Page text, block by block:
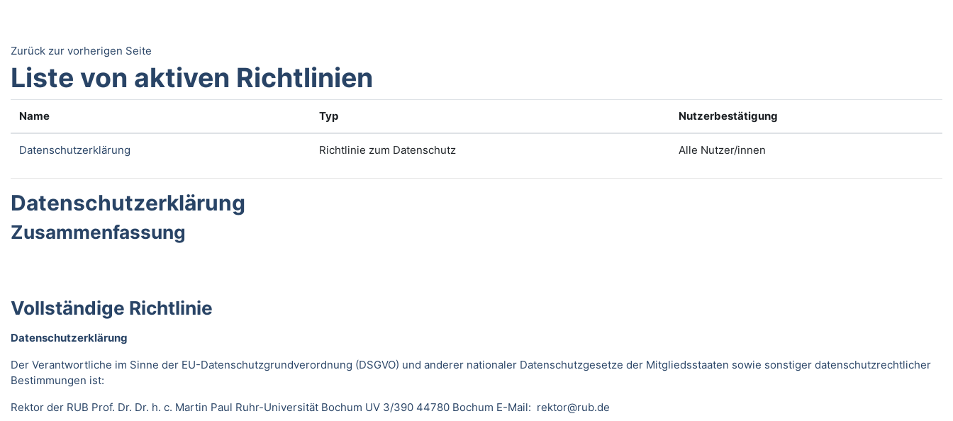
Zurück zur vorherigen Seite
Liste von aktiven Richtlinien
Name Typ Nutzerbestätigung
Datenschutzerklärung Richtlinie zum Datenschutz Alle Nutzer/innen
Datenschutzerklärung
Zusammenfassung
Vollständige Richtlinie
Datenschutzerklärung
Der Verantwortliche im Sinne der EU-Datenschutzgrundverordnung (DSGVO) und anderer nationaler Datenschutzgesetze der Mitgliedsstaaten sowie sonstiger datenschutzrechtlicher
Bestimmungen ist:
Rektor der RUB Prof. Dr. Dr. h. c. Martin Paul Ruhr-Universität Bochum UV 3/390 44780 Bochum E-Mail: rektor@rub.de